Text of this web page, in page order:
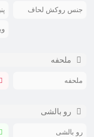
جنس روکش لحاف
ملحفه
ملحفه
رو بالشی
رو بالشی